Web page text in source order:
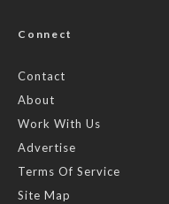
Connect
Contact
About
Work With Us
Advertise
Terms Of Service
Site Map